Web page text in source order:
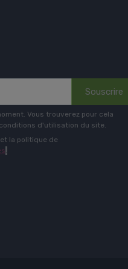
Souscrire
Vous trouverez pour cela
d'utilisation du site.
la politique de
.